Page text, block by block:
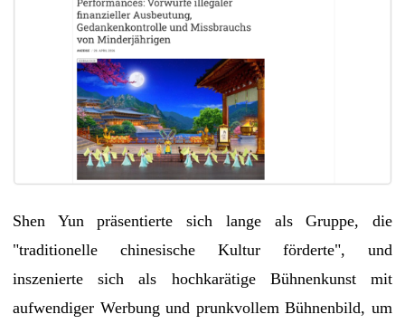
Shen Yun präsentierte sich lange als Gruppe, die
"traditionelle chinesische Kultur förderte", und
inszenierte sich als hochkarätige Bühnenkunst mit
aufwendiger Werbung und prunkvollem Bühnenbild, um